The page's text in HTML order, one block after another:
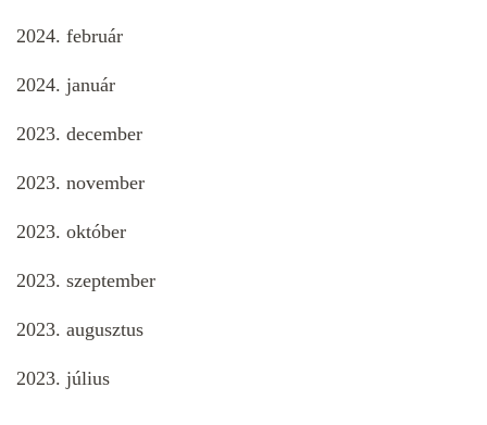
2024. február
2024. január
2023. december
2023. november
2023. október
2023. szeptember
2023. augusztus
2023. július